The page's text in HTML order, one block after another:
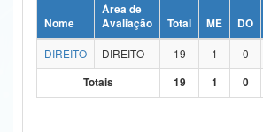
Ministério da Ciência, Tecnologia, Inovações e
Ministério do Meio Ambiente
Nome
Área de
Avaliação
Total ME DO
DIREITO
DIREITO 19 1 0
Totais
19 1 0